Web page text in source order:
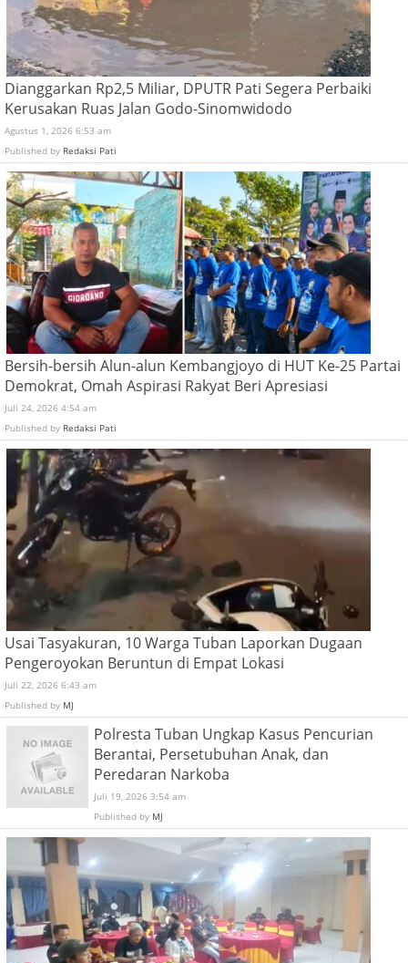
Dianggarkan Rp2,5 Miliar, DPUTR Pati Segera Perbaiki
Kerusakan Ruas Jalan Godo-Sinomwidodo
Agustus 1, 2026 6:53 am
Published by Redaksi Pati
Bersih-bersih Alun-alun Kembangjoyo di HUT Ke-25 Partai
Demokrat, Omah Aspirasi Rakyat Beri Apresiasi
Juli 24, 2026 4:54 am
Published by Redaksi Pati
Usai Tasyakuran, 10 Warga Tuban Laporkan Dugaan
Pengeroyokan Beruntun di Empat Lokasi
Juli 22, 2026 6:43 am
Published by MJ
Polresta Tuban Ungkap Kasus Pencurian
Berantai, Persetubuhan Anak, dan
Peredaran Narkoba
Juli 19, 2026 3:54 am
Published by MJ